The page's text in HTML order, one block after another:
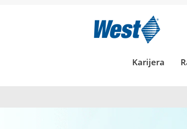
Karijera
INŽENJERING